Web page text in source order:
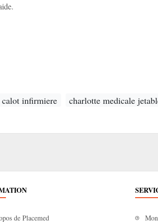
calot infirmiere charlotte medicale
de Placemed